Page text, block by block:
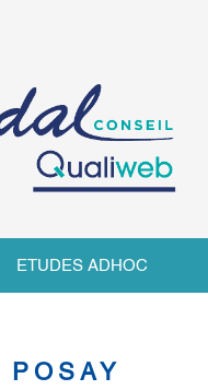
ETUDES ADHOC
POSAY